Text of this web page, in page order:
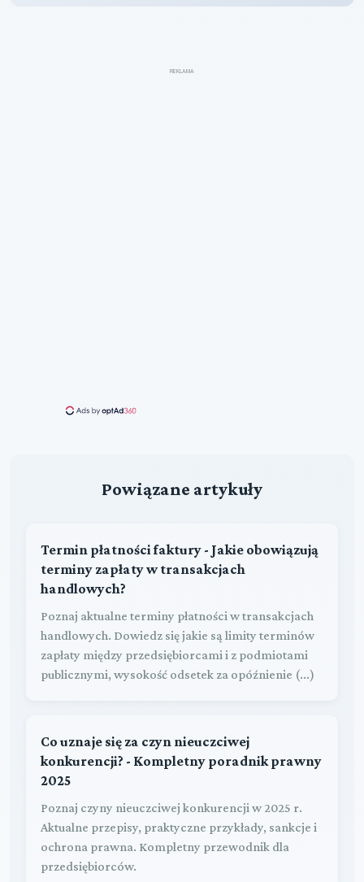
REKLAMA
Powiązane artykuły
Termin płatności faktury - Jakie obowiązują
terminy zapłaty w transakcjach
handlowych?
Poznaj aktualne terminy płatności w transakcjach
handlowych. Dowiedz się jakie są limity terminów
zapłaty między przedsiębiorcami i z podmiotami
publicznymi, wysokość odsetek za opóźnienie (...)
Co uznaje się za czyn nieuczciwej
konkurencji? - Kompletny poradnik prawny
2025
Poznaj czyny nieuczciwej konkurencji w 2025 r.
Aktualne przepisy, praktyczne przykłady, sankcje i
ochrona prawna. Kompletny przewodnik dla
przedsiębiorców.